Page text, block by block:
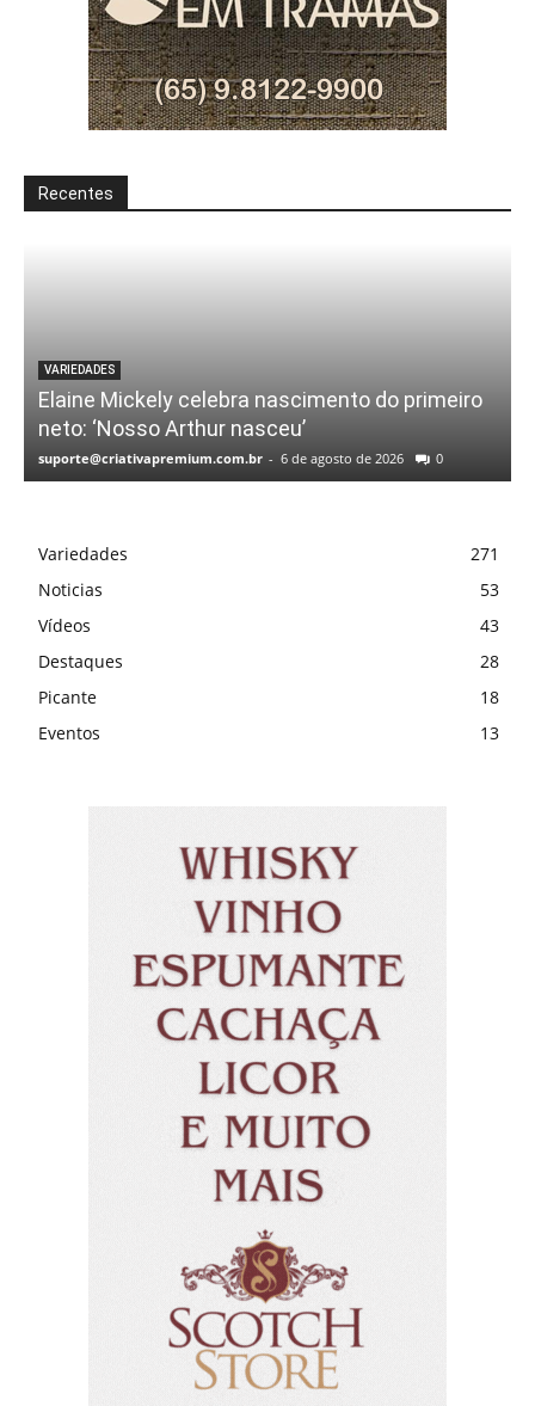
Recentes
VARIEDADES
Elaine Mickely celebra nascimento do primeiro
neto: ‘Nosso Arthur nasceu’
suporte@criativapremium.com.br - 6 de agosto de 2026 0
Variedades
271
Noticias
53
Vídeos
43
Destaques
28
Picante
18
Eventos
13